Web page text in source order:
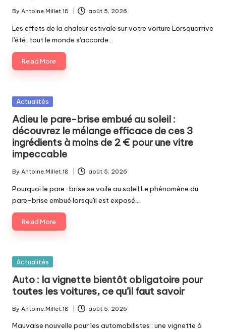
Posted
by
By Antoine.Millet.18 août 5, 2026
Les effets de la chaleur estivale sur votre voiture Lorsquarrive
l'été, tout le monde s'accorde…
Read More
Posted
Actualités
Adieu le pare-brise embué au soleil :
découvrez le mélange efficace de ces 3
ingrédients à moins de 2 € pour une vitre
impeccable
Posted
by
By Antoine.Millet.18 août 5, 2026
Pourquoi le pare-brise se voile au soleil Le phénomène du
pare-brise embué lorsqu'il est exposé…
Read More
Posted
Actualités
Auto : la vignette bientôt obligatoire pour
toutes les voitures, ce qu’il faut savoir
Posted
by
By Antoine.Millet.18 août 5, 2026
Mauvaise nouvelle pour les automobilistes : une vignette à